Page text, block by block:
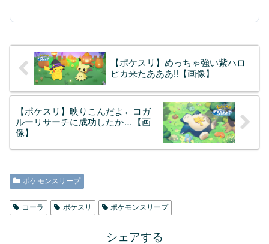
【ポケスリ】めっちゃ強い紫ハロ
ピカ来たあああ!!【画像】
【ポケスリ】映りこんだよ←コガ
ルーリサーチに成功したか…【画
像】
ポケモンスリープ
コーラ ポケスリ ポケモンスリープ
シェアする